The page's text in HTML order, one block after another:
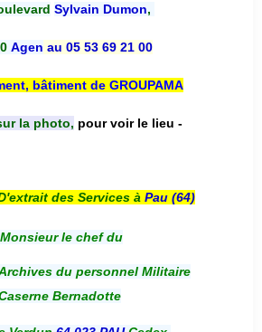
Sylvain Dumon,
Agen au 05 53 69 21 00
bâtiment de GROUPAMA
la photo, pour voir le lieu -
xtrait des Services à Pau (64)
Monsieur le chef du
du personnel Militaire
Bernadotte